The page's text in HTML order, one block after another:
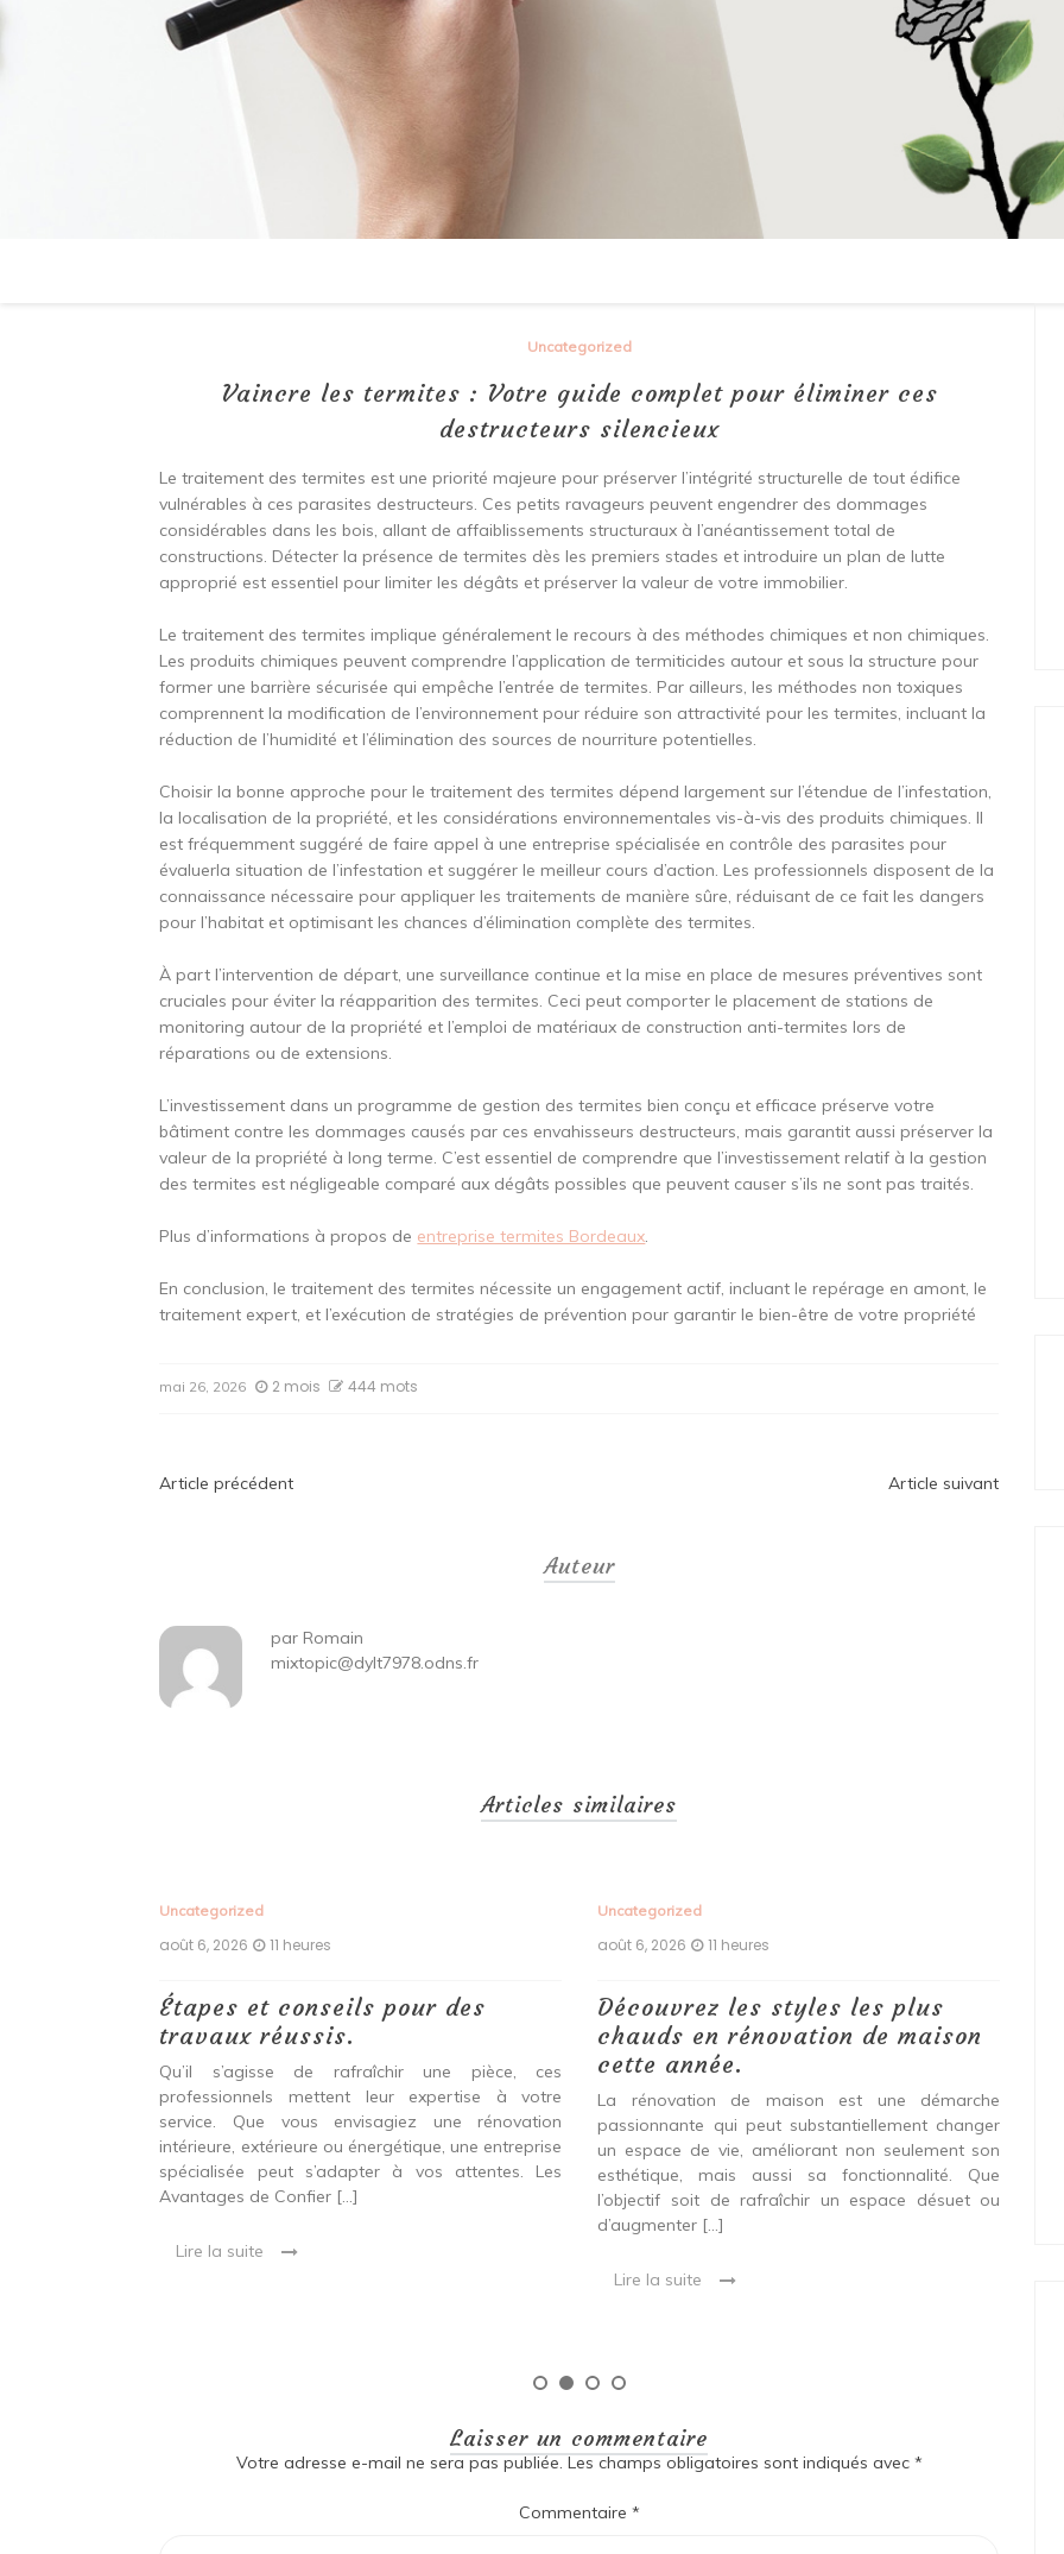
Uncategorized
Vaincre les termites : Votre guide complet pour éliminer ces
destructeurs silencieux
Le traitement des termites est une priorité majeure pour préserver l’intégrité structurelle de tout édifice
vulnérables à ces parasites destructeurs. Ces petits ravageurs peuvent engendrer des dommages
considérables dans les bois, allant de affaiblissements structuraux à l’anéantissement total de
constructions. Détecter la présence de termites dès les premiers stades et introduire un plan de lutte
approprié est essentiel pour limiter les dégâts et préserver la valeur de votre immobilier.
Le traitement des termites implique généralement le recours à des méthodes chimiques et non chimiques.
Les produits chimiques peuvent comprendre l’application de termiticides autour et sous la structure pour
former une barrière sécurisée qui empêche l’entrée de termites. Par ailleurs, les méthodes non toxiques
comprennent la modification de l’environnement pour réduire son attractivité pour les termites, incluant la
réduction de l’humidité et l’élimination des sources de nourriture potentielles.
Choisir la bonne approche pour le traitement des termites dépend largement sur l’étendue de l’infestation,
la localisation de la propriété, et les considérations environnementales vis-à-vis des produits chimiques. Il
est fréquemment suggéré de faire appel à une entreprise spécialisée en contrôle des parasites pour
évaluerla situation de l’infestation et suggérer le meilleur cours d’action. Les professionnels disposent de la
connaissance nécessaire pour appliquer les traitements de manière sûre, réduisant de ce fait les dangers
pour l’habitat et optimisant les chances d’élimination complète des termites.
À part l’intervention de départ, une surveillance continue et la mise en place de mesures préventives sont
cruciales pour éviter la réapparition des termites. Ceci peut comporter le placement de stations de
monitoring autour de la propriété et l’emploi de matériaux de construction anti-termites lors de
réparations ou de extensions.
L’investissement dans un programme de gestion des termites bien conçu et efficace préserve votre
bâtiment contre les dommages causés par ces envahisseurs destructeurs, mais garantit aussi préserver la
valeur de la propriété à long terme. C’est essentiel de comprendre que l’investissement relatif à la gestion
des termites est négligeable comparé aux dégâts possibles que peuvent causer s’ils ne sont pas traités.
Plus d’informations à propos de entreprise termites Bordeaux.
En conclusion, le traitement des termites nécessite un engagement actif, incluant le repérage en amont, le
traitement expert, et l’exécution de stratégies de prévention pour garantir le bien-être de votre propriété
mai 26, 2026 2 mois 444 mots
Navigation
Article précédent Article suivant
Auteur
par Romain
mixtopic@dylt7978.odns.fr
Articles similaires
Uncategorized
août 6, 2026 11 heures
Étapes et conseils pour des
travaux réussis.
Qu’il s’agisse de rafraîchir une pièce, ces
professionnels mettent leur expertise à votre
service. Que vous envisagiez une rénovation
intérieure, extérieure ou énergétique, une entreprise
spécialisée peut s’adapter à vos attentes. Les
Avantages de Confier […]
Lire la suite
Uncategorized
août 6, 2026 11 heures
Découvrez les styles les plus
chauds en rénovation de maison
cette année.
La rénovation de maison est une démarche
passionnante qui peut substantiellement changer
un espace de vie, améliorant non seulement son
esthétique, mais aussi sa fonctionnalité. Que
l’objectif soit de rafraîchir un espace désuet ou
d’augmenter […]
Lire la suite
Laisser un commentaire
Votre adresse e-mail ne sera pas publiée. Les champs obligatoires sont indiqués avec *
Commentaire *